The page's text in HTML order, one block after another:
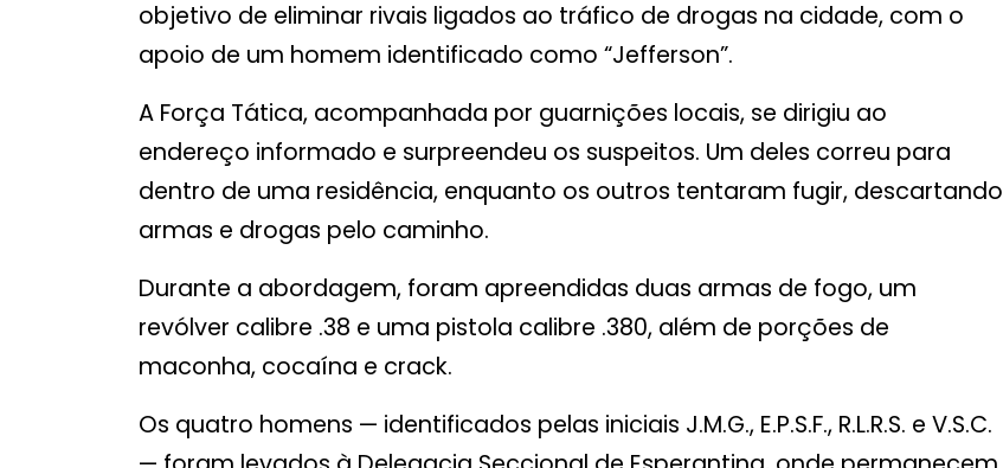
objetivo de eliminar rivais ligados ao tráfico de drogas na cidade, com o
apoio de um homem identificado como “Jefferson”.
A Força Tática, acompanhada por guarnições locais, se dirigiu ao
endereço informado e surpreendeu os suspeitos. Um deles correu para
dentro de uma residência, enquanto os outros tentaram fugir, descartando
armas e drogas pelo caminho.
Durante a abordagem, foram apreendidas duas armas de fogo, um
revólver calibre .38 e uma pistola calibre .380, além de porções de
maconha, cocaína e crack.
Os quatro homens — identificados pelas iniciais J.M.G., E.P.S.F., R.L.R.S. e V.S.C.